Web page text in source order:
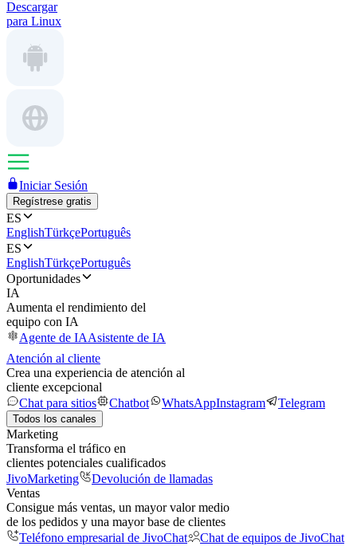
Descargar
para Linux
Iniciar Sesión
Regístrese gratis
ES
EnglishTürkçePortuguês
ES
EnglishTürkçePortuguês
Oportunidades
IA
Aumenta el rendimiento del
equipo con IA
Agente de IAAsistente de IA
Atención al cliente
Crea una experiencia de atención al
cliente excepcional
Chat para sitios
Chatbot WhatsAppInstagram Telegram
Todos los canales
Marketing
Transforma el tráfico en
clientes potenciales cualificados
JivoMarketing
Devolución de llamadas
Ventas
Consigue más ventas, un mayor valor medio
de los pedidos y una mayor base de clientes
Teléfono empresarial de JivoChat
Chat de equipos de JivoChat